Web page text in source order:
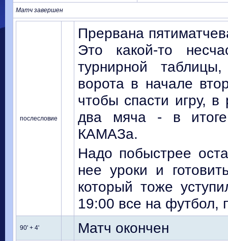
Матч завершен
послесловие
Прервана
Это какой-то
турнирной
ворота в начале
чтобы спасти игру,
два мяча - в итоге
КАМАЗа.
Надо побыстрее
нее уроки и
который тоже
19:00 все на футбол,
90' + 4' Матч окончен